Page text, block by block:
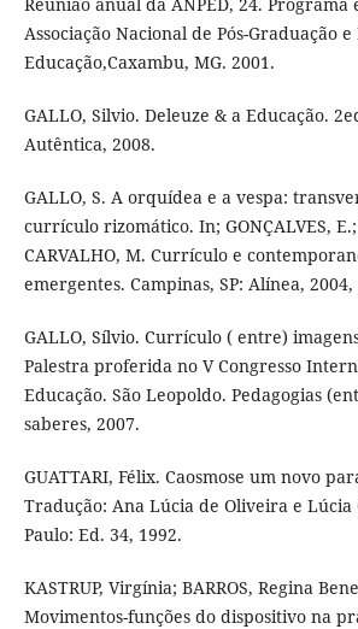
Associação Nacional de Pós-Graduação e
Educação,Caxambu, MG. 2001.
GALLO, Silvio. Deleuze & a Educação.
Autêntica, 2008.
GALLO, S. A orquídea e a vespa:
currículo rizomático. In; GONÇALVES, E.;
CARVALHO, M. Currículo e
emergentes. Campinas, SP: Alínea, 2004,
GALLO, Sílvio. Currículo ( entre)
Palestra proferida no V Congresso
Educação. São Leopoldo. Pedagogias
saberes, 2007.
GUATTARI, Félix. Caosmose um novo
Tradução: Ana Lúcia de Oliveira e Lúcia
Paulo: Ed. 34, 1992.
KASTRUP, Virgínia; BARROS, Regina
Movimentos-funções do dispositivo na